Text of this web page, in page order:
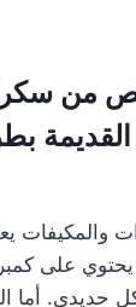
من
والمكيفات
يحتوي على
حديدي. أما